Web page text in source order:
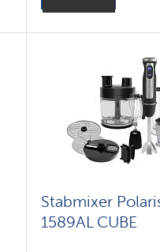
Stabmixer
1589AL CUBE